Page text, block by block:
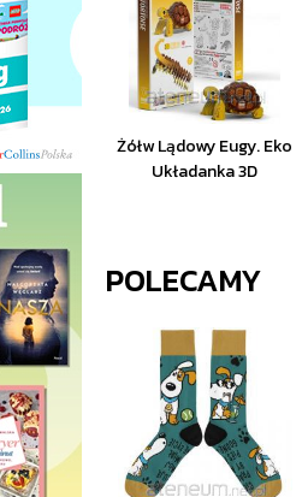
Żółw Lądowy Eugy. Eko
Układanka 3D
POLECAMY